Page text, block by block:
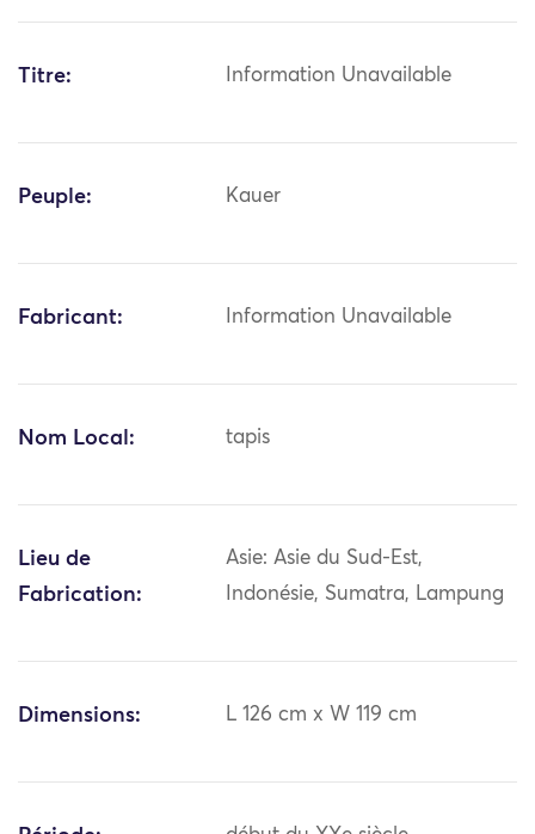
Titre: Information Unavailable
Peuple: Kauer
Fabricant: Information Unavailable
Nom Local: tapis
Lieu de
Fabrication:
Asie: Asie du Sud-Est,
Indonésie, Sumatra, Lampung
Dimensions: L 126 cm x W 119 cm